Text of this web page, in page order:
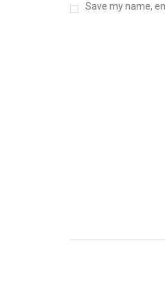
Save my name,